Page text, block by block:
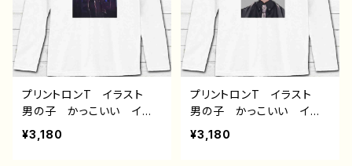
的 人気 イラストレータ
ー クリエイター 絵師
オリジナル デザイン グッ
ズ 白 長袖Tシャツ ロ
ングtシャツ ロンTシャ
ツ タイトル：黒野京デザイ
ン35 作：黒野京
ジナル デザイン グッ
ズ 白 長袖Tシャツ ロ
ングtシャツ ロンTシャ
ツ タイトル：黒野京デザイ
ン34 作：黒野京
プリントロンT イラスト
男の子 かっこいい イケ
メン 少年 おしゃれ エ
モい 病みかわいい メン
¥3,180
プリントロンT イラスト
男の子 かっこいい イケ
メン 少年 おしゃれ エ
モい 病みかわいい メン
¥3,180